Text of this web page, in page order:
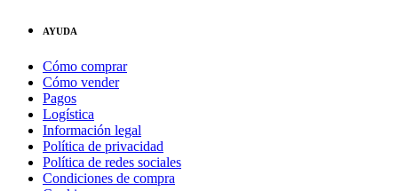
AYUDA
Cómo comprar
Cómo vender
Pagos
Logística
Información legal
Política de privacidad
Política de redes sociales
Condiciones de compra